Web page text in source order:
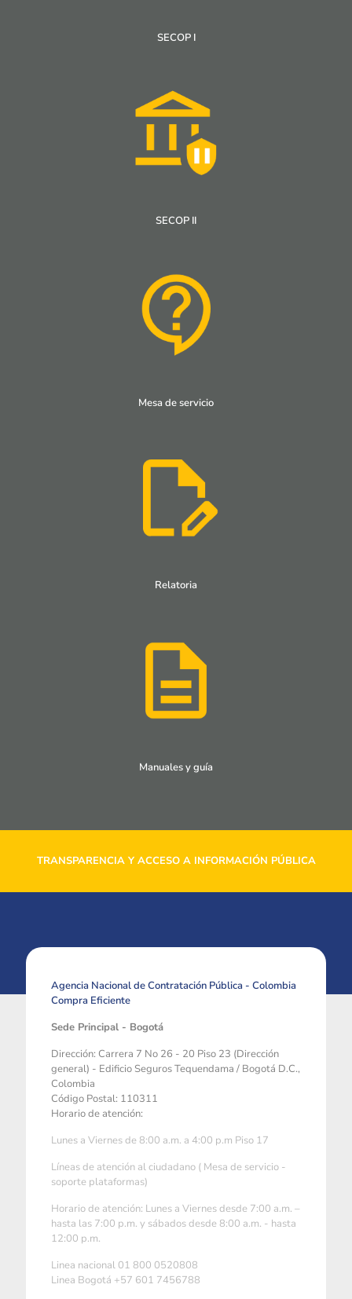
SECOP I
SECOP II
Mesa de servicio
Relatoria
Manuales y guía
TRANSPARENCIA Y ACCESO A INFORMACIÓN PÚBLICA
Agencia Nacional de Contratación Pública - Colombia
Compra Eficiente
Sede Principal - Bogotá
Dirección: Carrera 7 No 26 - 20 Piso 23 (Dirección
general) - Edificio Seguros Tequendama / Bogotá D.C.,
Colombia
Código Postal: 110311
Horario de atención:
Lunes a Viernes de 8:00 a.m. a 4:00 p.m Piso 17
Líneas de atención al ciudadano ( Mesa de servicio -
soporte plataformas)
Horario de atención: Lunes a Viernes desde 7:00 a.m. –
hasta las 7:00 p.m. y sábados desde 8:00 a.m. - hasta
12:00 p.m.
Linea nacional 01 800 0520808
Linea Bogotá +57 601 7456788